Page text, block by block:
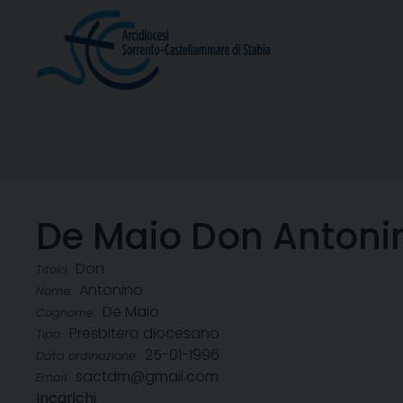
De Maio Don
Titolo: Don
Nome: Antonino
Cognome: De Maio
Tipo: Presbitero diocesano
Data ordinazione: 25-01-1996
Email:
sactdm@gmail.com
Incarichi